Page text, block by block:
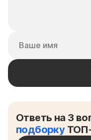
Ответь на 3
подборкуТОП-